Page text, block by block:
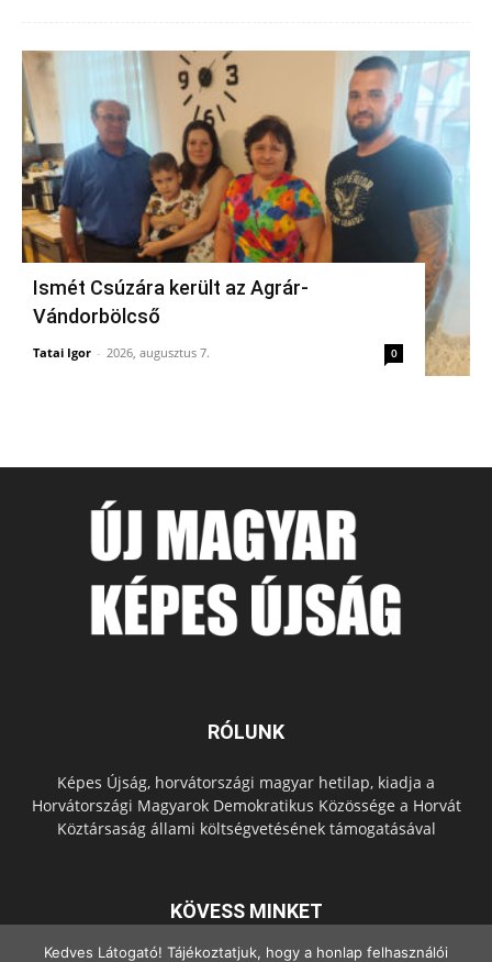
Ismét Csúzára került az Agrár-
Vándorbölcső
Tatai Igor - 2026, augusztus 7. 0
RÓLUNK
Képes Újság, horvátországi magyar hetilap, kiadja a
Horvátországi Magyarok Demokratikus Közössége a Horvát
Köztársaság állami költségvetésének támogatásával
KÖVESS MINKET
Kedves Látogató! Tájékoztatjuk, hogy a honlap felhasználói